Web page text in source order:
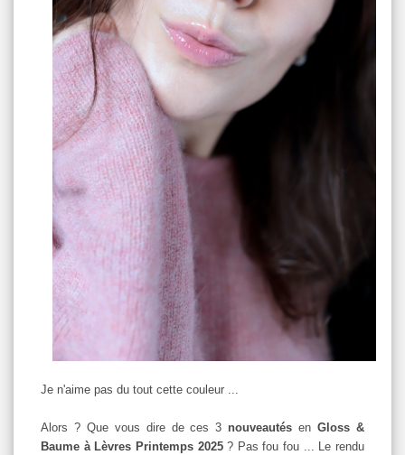
Je n'aime pas du tout cette couleur ...
Alors ? Que vous dire de ces 3 nouveautésen Gloss &
Baume à Lèvres Printemps 2025? Pas fou fou ... Le rendu